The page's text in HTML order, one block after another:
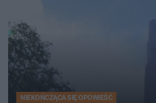
NIEKOŃCZĄCA SIĘ OPOWIEŚĆ